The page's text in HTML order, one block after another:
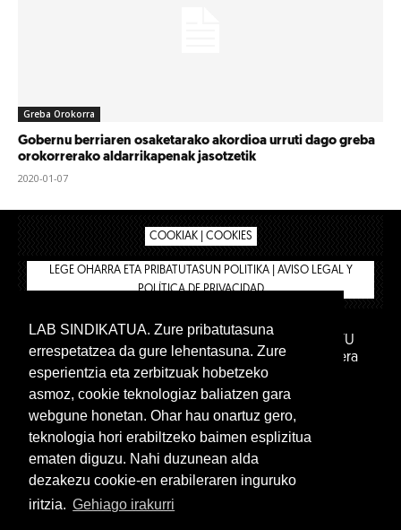
Greba Orokorra
Gobernu berriaren osaketarako akordioa urruti dago greba
orokorrerako aldarrikapenak jasotzetik
2020-01-07
COOKIAK | COOKIES
LEGE OHARRA ETA PRIBATUTASUN POLITIKA | AVISO LEGAL Y
POLÍTICA DE PRIVACIDAD
IPAR HEGOA FUNDAZIOA
AFILIATU
DENDA
BARNE GUNEA 🔑 Euskara Gaztelera
LAB SINDIKATUA. Zure pribatutasuna
errespetatzea da gure lehentasuna. Zure
esperientzia eta zerbitzuak hobetzeko
asmoz, cookie teknologiaz baliatzen gara
webgune honetan. Ohar hau onartuz gero,
teknologia hori erabiltzeko baimen esplizitua
ematen diguzu. Nahi duzunean alda
dezakezu cookie-en erabileraren inguruko
iritzia. Gehiago irakurri